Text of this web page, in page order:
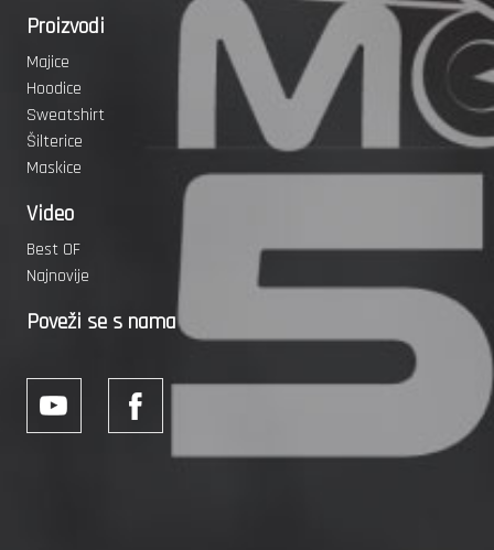
Proizvodi
Majice
Hoodice
Sweatshirt
Šilterice
Maskice
Video
Best OF
Najnovije
Poveži se s nama